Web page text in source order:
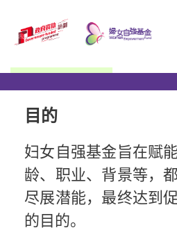
关於我们
最新消息
获资助项目
目的
妇女自强基金旨在赋
龄、职业、背景等，
尽展潜能，最终达到
的目的。
申请
妇女自强基金2026-
已经截止，第二轮申
季展开。
因应「自在人生自学
的行政安排已于
效，「自在人生自学
4月1日至6月30日期
请参阅「